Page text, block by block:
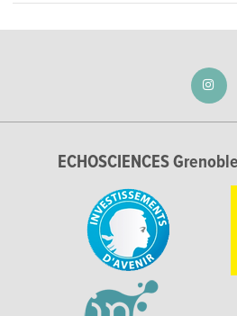
ECHOSCIENCES